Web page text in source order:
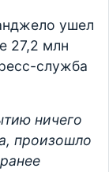
ушел
27,2 млн
служба
ничего
произошло